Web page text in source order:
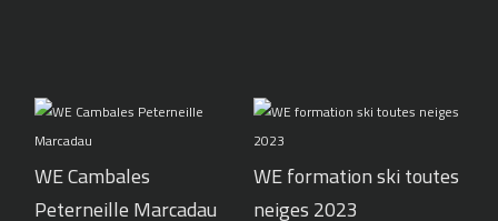
WE Cambales
Peterneille Marcadau
WE formation ski toutes
neiges 2023